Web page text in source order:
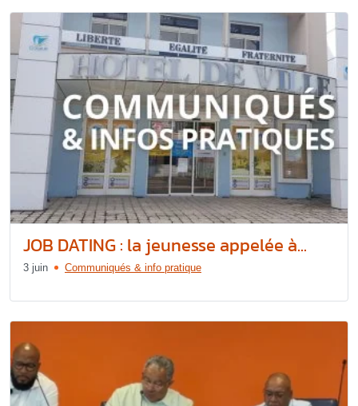
JOB DATING : la jeunesse appelée à...
3 juin Communiqués & info pratique